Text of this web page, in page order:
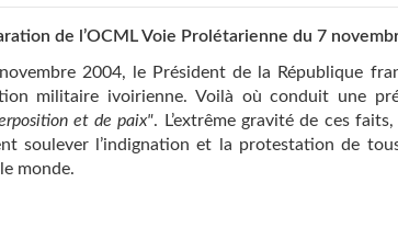
de l’OCML Voie Prolétarienne du 7
2004, le Président de la République
militaire ivoirienne. Voilà où conduit une
et de paix". L’extrême gravité de ces
soulever l’indignation et la protestation de
monde.